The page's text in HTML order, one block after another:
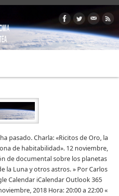
pasado. Charla: «Ricitos de Oro, la
de habitabilidad». 12 noviembre,
de documental sobre los planetas
la Luna y otros astros. » Por Carlos
Calendar iCalendar Outlook 365
2018 Hora: 20:00 a 22:00 «